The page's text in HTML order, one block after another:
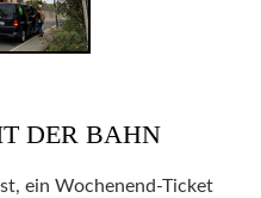
DER BAHN
ein Wochenend-Ticket